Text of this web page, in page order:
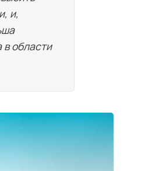
и,
в области